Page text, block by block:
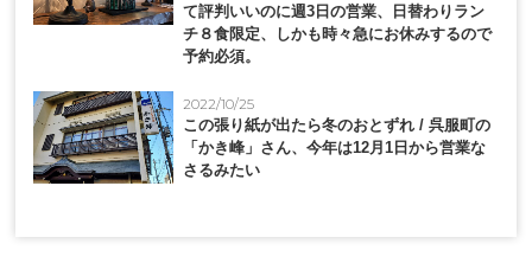
て評判いいのに週3日の営業、日替わりラン
チ８食限定、しかも時々急にお休みするので
予約必須。
2022/10/25
この張り紙が出たら冬のおとずれ / 呉服町の
「かき峰」さん、今年は12月1日から営業な
さるみたい